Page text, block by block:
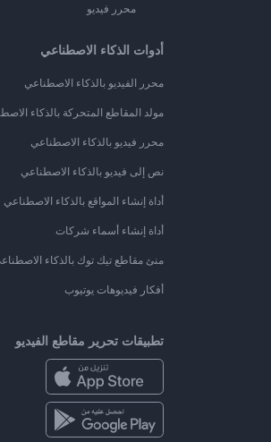
محرر فيديو
أدوات الذكاء الاصطناعي
محرر الفيديو بالذكاء الاصطناعي
مولد المقاطع المتحركة بالذكاء
محرر فيديو بالذكاء الاصطناعي
نص إلى فيديو بالذكاء الاصطناعي
أداة إنشاء المواقع بالذكاء الاصطناعي
أداة إنشاء أسماء شركات
منئ مقاطع تيك توك بالذكاء
أفكار فيديوهات يوتيوب
تطبيقات تحرير مقاطع الفيديو